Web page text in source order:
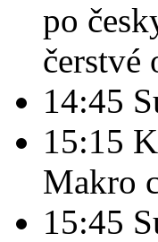
po
čerstvé
14:45
15:15
Makro
15:45